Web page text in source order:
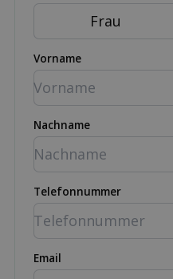
Frau
Vorname
Nachname
Telefonnummer
Email